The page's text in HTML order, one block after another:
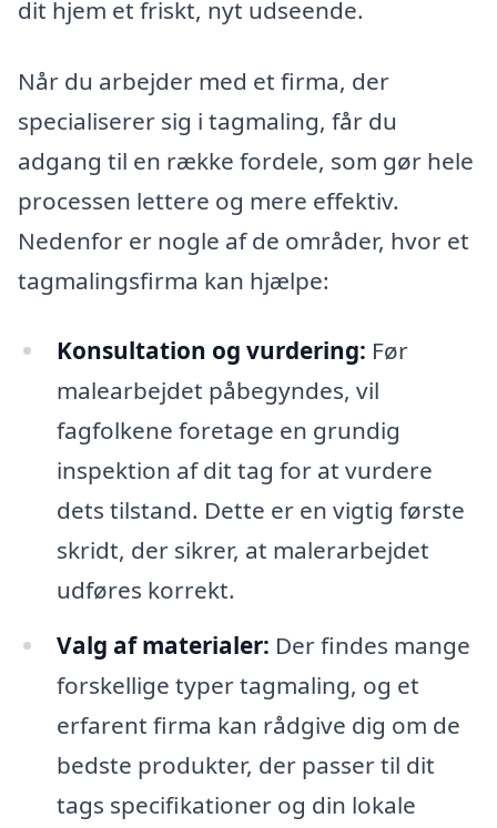
dit hjem et friskt, nyt udseende.
Når du arbejder med et firma, der
specialiserer sig i tagmaling, får du
adgang til en række fordele, som gør hele
processen lettere og mere effektiv.
Nedenfor er nogle af de områder, hvor et
tagmalingsfirma kan hjælpe:
Konsultation og vurdering: Før
malearbejdet påbegyndes, vil
fagfolkene foretage en grundig
inspektion af dit tag for at vurdere
dets tilstand. Dette er en vigtig første
skridt, der sikrer, at malerarbejdet
udføres korrekt.
Valg af materialer: Der findes mange
forskellige typer tagmaling, og et
erfarent firma kan rådgive dig om de
bedste produkter, der passer til dit
tags specifikationer og din lokale